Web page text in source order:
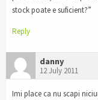
stock poate e suficient?”
Reply
danny
12 July 2011
Imi place ca nu scapi